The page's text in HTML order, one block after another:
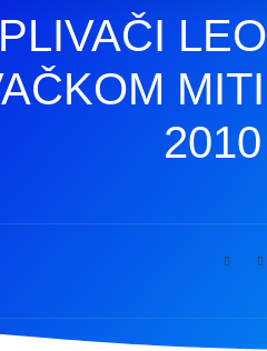
PLIVAČI
2010